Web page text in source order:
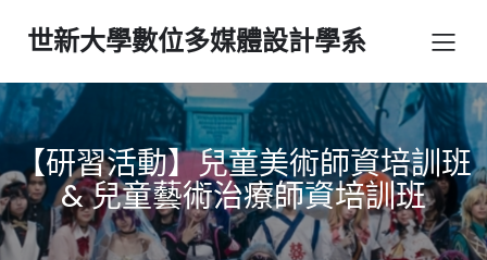
世新大學數位多媒體設計學系
【研習活動】兒童美術師資培訓班
& 兒童藝術治療師資培訓班